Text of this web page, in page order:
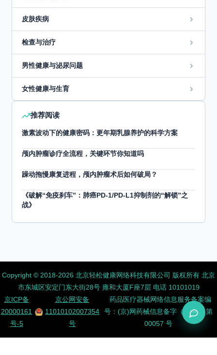
皮肤疾病
检查与治疗
男性健康与泌尿问题
女性健康与生育
推荐阅读
激素波动下的健康密码：更年期乳腺养护的科学方案
颅内肿瘤诊疗全流程，关键环节你知道吗
躁动拖慢康复进程，颅内肿瘤术后如何破局？
《破解“免疫刹车”：肺癌PD-1/PD-L1抑制剂的“解锁”之
战》
Copyright ©️ 2018-2026 北京轻松健康网络科技有限公司 版权所有 北京
市东城区安定门东大街28号 雍和大厦F座7层 电话 10101019
京ICP备
20000161
号-5
京公网安备
11010102007354
号
药品医疗器械网络信息服务备案编
号：(京)网药械信息备字（2026）第
00057 号